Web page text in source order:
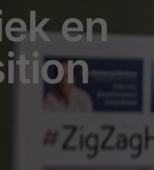
en